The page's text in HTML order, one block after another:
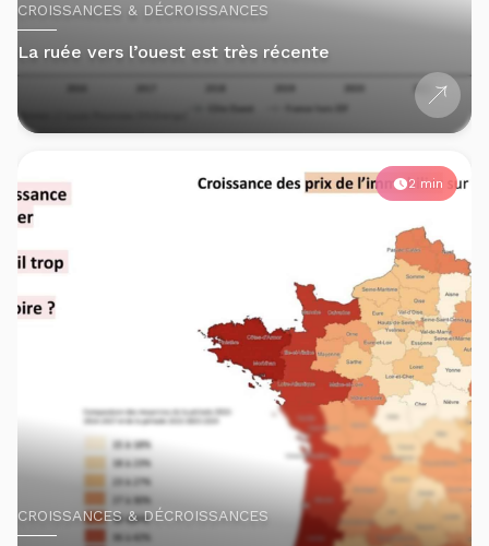
CROISSANCES & DÉCROISSANCES
La ruée vers l’ouest est très récente
2 min
CROISSANCES & DÉCROISSANCES